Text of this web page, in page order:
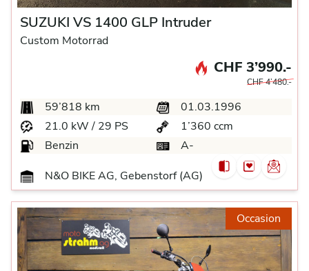
SUZUKI VS 1400 GLP Intruder
Custom Motorrad
CHF 3’990.-
CHF 4’480.-
59’818 km
01.03.1996
21.0 kW / 29 PS
1’360 ccm
Benzin
A-
N&O BIKE AG, Gebenstorf (AG)
Occasion